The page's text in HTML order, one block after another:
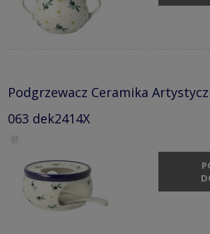
Podgrzewacz Ceramika
063 dek2414X